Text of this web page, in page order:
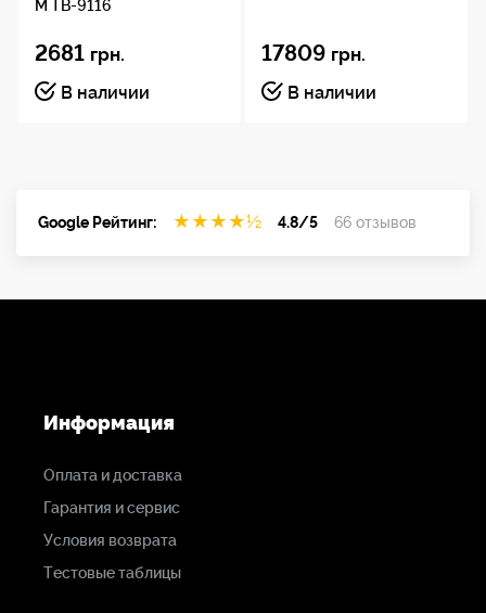
M TB-9116
2681 грн.
В наличии
17809 грн.
В наличии
Google Рейтинг: ★ ★ ★ ★½ 4.8/5 66 отзывов
Информация
Оплата и доставка
Гарантия и сервис
Условия возврата
Тестовые таблицы